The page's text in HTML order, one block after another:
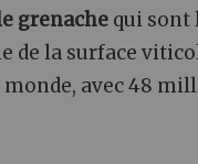
grenache qui sont
de la surface
monde, avec 48